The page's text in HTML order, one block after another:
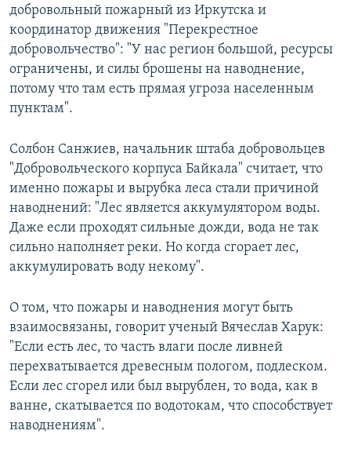
добровольный пожарный из Иркутска и
координатор движения "Перекрестное
добровольчество": "У нас регион большой, ресурсы
ограничены, и силы брошены на наводнение,
потому что там есть прямая угроза населенным
пунктам".
Солбон Санжиев, начальник штаба добровольцев
"Добровольческого корпуса Байкала" считает, что
именно пожары и вырубка леса стали причиной
наводнений: "Лес является аккумулятором воды.
Даже если проходят сильные дожди, вода не так
сильно наполняет реки. Но когда сгорает лес,
аккумулировать воду некому".
О том, что пожары и наводнения могут быть
взаимосвязаны, говорит ученый Вячеслав Харук:
"Если есть лес, то часть влаги после ливней
перехватывается древесным пологом, подлеском.
Если лес сгорел или был вырублен, то вода, как в
ванне, скатывается по водотокам, что способствует
наводнениям".